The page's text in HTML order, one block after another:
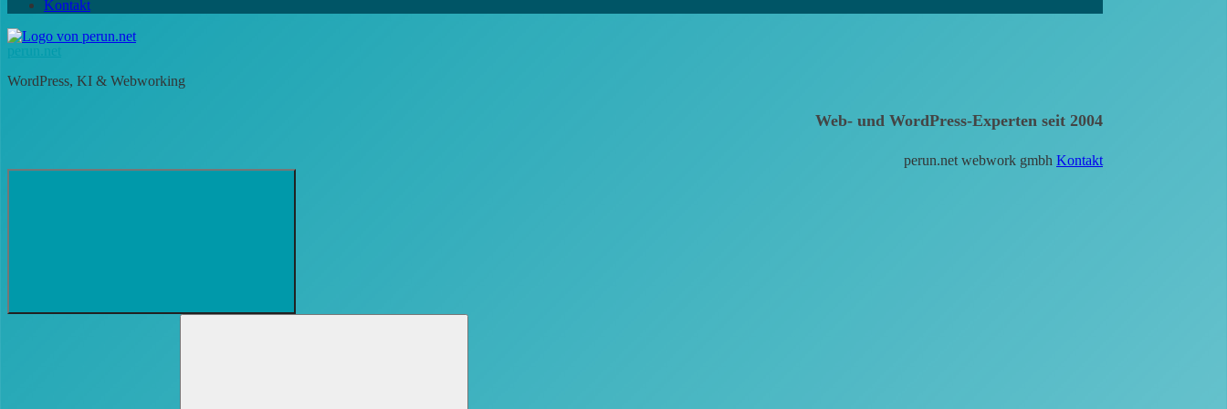
Kontakt
perun.net
WordPress, KI & Webworking
Web- und WordPress-Experten seit 2004
perun.net webwork gmbh Kontakt
Suchformular